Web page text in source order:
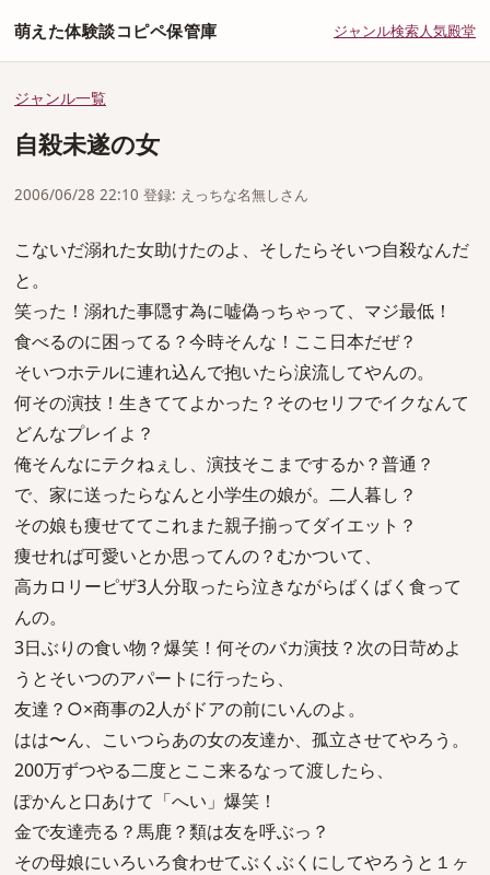
萌えた体験談コピペ保管庫 ジャンル検索人気殿堂
ジャンル一覧
自殺未遂の女
2006/06/28 22:10 登録: えっちな名無しさん
こないだ溺れた女助けたのよ、そしたらそいつ自殺なんだ
と。
笑った！溺れた事隠す為に嘘偽っちゃって、マジ最低！
食べるのに困ってる？今時そんな！ここ日本だぜ？
そいつホテルに連れ込んで抱いたら涙流してやんの。
何その演技！生きててよかった？そのセリフでイクなんて
どんなプレイよ？
俺そんなにテクねぇし、演技そこまでするか？普通？
で、家に送ったらなんと小学生の娘が。二人暮し？
その娘も痩せててこれまた親子揃ってダイエット？
痩せれば可愛いとか思ってんの？むかついて、
高カロリーピザ3人分取ったら泣きながらばくばく食って
んの。
3日ぶりの食い物？爆笑！何そのバカ演技？次の日苛めよ
うとそいつのアパートに行ったら、
友達？○×商事の2人がドアの前にいんのよ。
はは〜ん、こいつらあの女の友達か、孤立させてやろう。
200万ずつやる二度とここ来るなって渡したら、
ぽかんと口あけて「へい」爆笑！
金で友達売る？馬鹿？類は友を呼ぶっ？
その母娘にいろいろ食わせてぶくぶくにしてやろうと１ヶ